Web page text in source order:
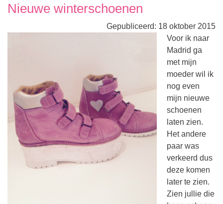
Nieuwe winterschoenen
Gepubliceerd: 18 oktober 2015
Voor ik naar
Madrid ga
met mijn
moeder wil ik
nog even
mijn nieuwe
schoenen
laten zien.
Het andere
paar was
verkeerd dus
deze komen
later te zien.
Zien jullie die